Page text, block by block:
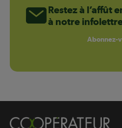
Restez à l’affût
à notre
Abonnez-